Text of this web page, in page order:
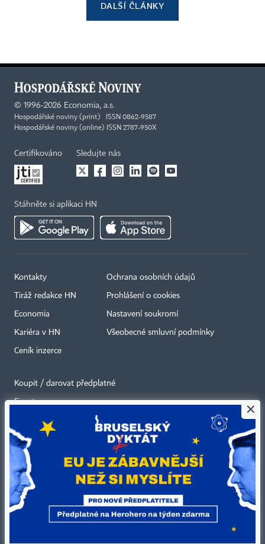
DALŠÍ ČLÁNKY
© 1996-2026 Economia, a.s.
Hospodářské noviny (print) ISSN 0862-9587
Hospodářské noviny (online) ISSN 2787-950X
Certifikováno Sledujte nás
Stáhněte si aplikaci HN
Kontakty
Tiráž redakce HN
Economia
Kariéra v HN
Ceník inzerce
Ochrana osobních údajů
Prohlášení o cookies
Nastavení soukromí
Všeobecné smluvní podmínky
Koupit / darovat předplatné
Eventy
Newslettery
RSS kanály
Autorská práva vykonává vydavatel. Bez písemného svolení vydavatele je
zakázáno jakékoli užití částí nebo celku díla, zejména rozmnožování a šíření
jakýmkoli způsobem, mechanickým nebo elektronickým, v českém nebo
jiném jazyce. Bez souhlasu vydavatele je zakázáno též rozmnožování
obsahu pro účely automatizované analýzy textů nebo dat
×